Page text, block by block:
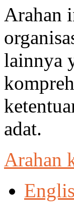
Arahan
lainnya
adat.
Arahan